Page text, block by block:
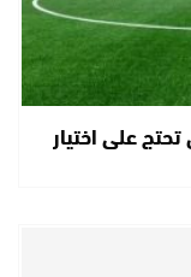
على اختيار